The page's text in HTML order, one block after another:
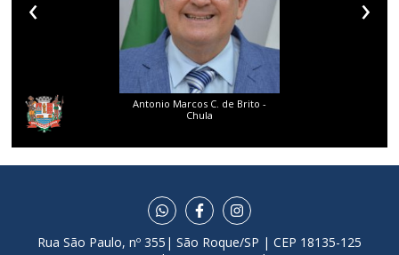
Antonio Marcos C. de Brito -
Chula
Rua São Paulo, nº 355| São Roque/SP | CEP 18135-125